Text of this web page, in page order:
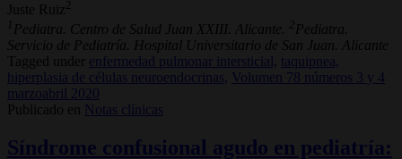
Juste Ruiz
1 Pediatra. Centro de Salud Juan XXIII. Alicante. 2 Pediatra.
Servicio de Pediatría. Hospital Universitario de San Juan. Alicante
Tagged under
enfermedad pulmonar intersticial,
taquipnea,
hiperplasia de células neuroendocrinas,
Volumen 78 números 3 y 4
marzoabril 2020
Publicado en
Notas clínicas
Síndrome confusional agudo en pediatría: